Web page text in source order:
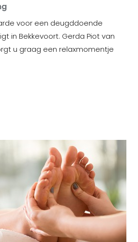
voor een deugddoende
in Bekkevoort. Gerda Piot van
u graag een relaxmomentje